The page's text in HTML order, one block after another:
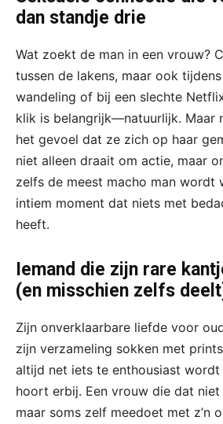
dan standje drie
Wat zoekt de man in een vrouw?
tussen de lakens, maar ook
wandeling of bij een slechte
klik is belangrijk—natuurlijk. Maar
het gevoel dat ze zich op haar
niet alleen draait om actie, maar
zelfs de meest macho man wordt
intiem moment dat niets met
heeft.
Iemand die zijn rare
(en misschien zelfs
Zijn onverklaarbare liefde voor
zijn verzameling sokken met
altijd net iets te enthousiast wordt
hoort erbij. Een vrouw die dat
maar soms zelf meedoet met z’n